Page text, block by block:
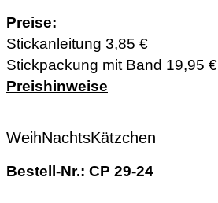
Preise:
Stickanleitung 3,85 €
Stickpackung mit Band 19,95 €
Preishinweise
WeihNachtsKätzchen
Bestell-Nr.: CP 29-24